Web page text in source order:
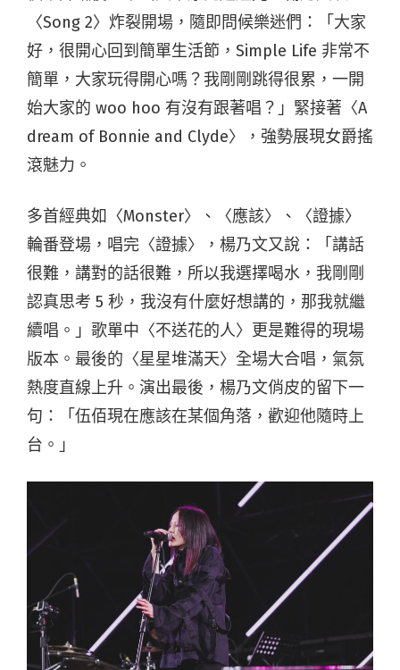
〈Song 2〉炸裂開場，隨即問候樂迷們：「大家
好，很開心回到簡單生活節，Simple Life 非常不
簡單，大家玩得開心嗎？我剛剛跳得很累，一開
始大家的 woo hoo 有沒有跟著唱？」緊接著〈A
dream of Bonnie and Clyde〉，強勢展現女爵搖
滾魅力。
多首經典如〈Monster〉、〈應該〉、〈證據〉
輪番登場，唱完〈證據〉，楊乃文又說：「講話
很難，講對的話很難，所以我選擇喝水，我剛剛
認真思考 5 秒，我沒有什麼好想講的，那我就繼
續唱。」歌單中〈不送花的人〉更是難得的現場
版本。最後的〈星星堆滿天〉全場大合唱，氣氛
熱度直線上升。演出最後，楊乃文俏皮的留下一
句：「伍佰現在應該在某個角落，歡迎他隨時上
台。」